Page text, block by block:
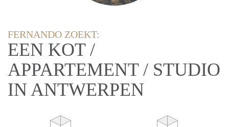
FERNANDO ZOEKT:
EEN KOT /
APPARTEMENT / STUDIO
IN ANTWERPEN